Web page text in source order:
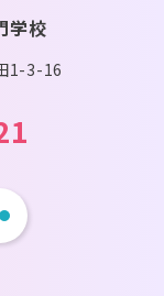
学校
1-3-16